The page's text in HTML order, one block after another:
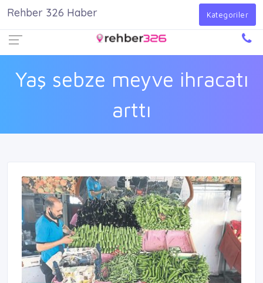
Giriş Yap
Yaş sebze meyve ihracatı
arttı
Rehber 326 Haber Kategoriler